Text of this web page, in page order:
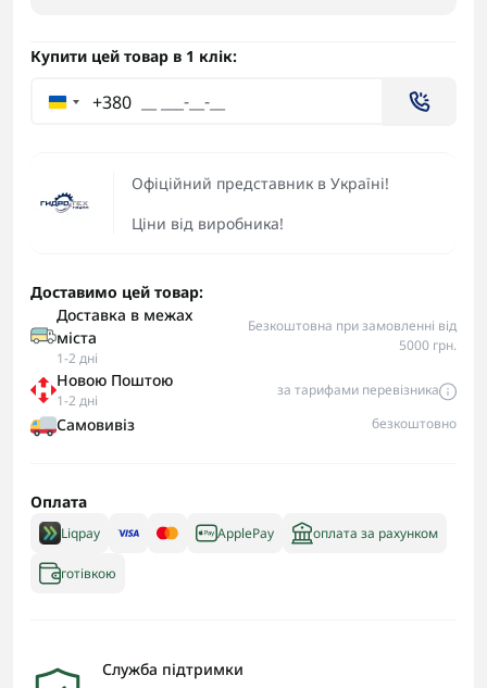
Офіційний представник в Україні!
Ціни від виробника!
Купити цей товар в 1 клік:
+380
Доставимо цей товар:
Доставка в межах
міста
1-2 дні
Безкоштовна при замовленні від
5000 грн.
Новою Поштою
1-2 дні
за тарифами перевізника
Самовивіз безкоштовно
Оплата
Liqpay ApplePay оплата за рахунком
готівкою
Служба підтримки